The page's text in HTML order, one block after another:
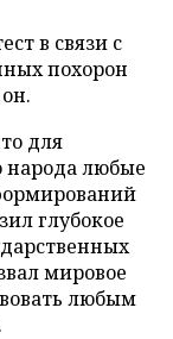
в связи с
похорон
для
народа любые
глубокое
мировое
любым